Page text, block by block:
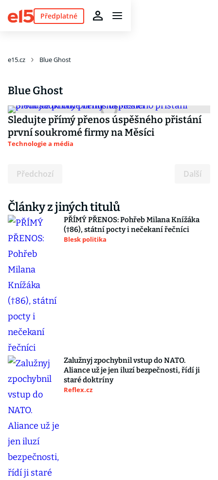
Předplatné
e15.cz Blue Ghost
Blue Ghost
Sledujte přímý přenos úspěšného přistání
první soukromé firmy na Měsíci
Technologie a média
Předchozí Další
Články z jiných titulů
PŘÍMÝ PŘENOS: Pohřeb Milana Knížáka
(†86), státní pocty i nečekaní řečníci
Blesk politika
Zalužnyj zpochybnil vstup do NATO.
Aliance už je jen iluzí bezpečnosti, řídí ji
staré doktríny
Reflex.cz